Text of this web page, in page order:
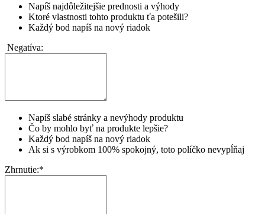
Napíš najdôležitejšie prednosti a výhody
Ktoré vlastnosti tohto produktu ťa potešili?
Každý bod napíš na nový riadok
Negatíva:
Napíš slabé stránky a nevýhody produktu
Čo by mohlo byť na produkte lepšie?
Každý bod napíš na nový riadok
Ak si s výrobkom 100% spokojný, toto políčko nevypĺňaj
Zhrnutie:*